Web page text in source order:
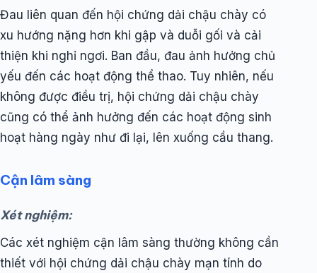
Đau liên quan đến hội chứng dải chậu chày có
xu hướng nặng hơn khi gập và duỗi gối và cải
thiện khi nghỉ ngơi. Ban đầu, đau ảnh hưởng chủ
yếu đến các hoạt động thể thao. Tuy nhiên, nếu
không được điều trị, hội chứng dải chậu chày
cũng có thể ảnh hưởng đến các hoạt động sinh
hoạt hàng ngày như đi lại, lên xuống cầu thang.
Cận lâm sàng
Xét nghiệm:
Các xét nghiệm cận lâm sàng thường không cần
thiết với hội chứng dải chậu chày mạn tính do